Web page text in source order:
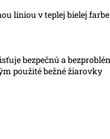
líniou v teplej bielej farbe
bezpečnú a
použité bežné žiarovky